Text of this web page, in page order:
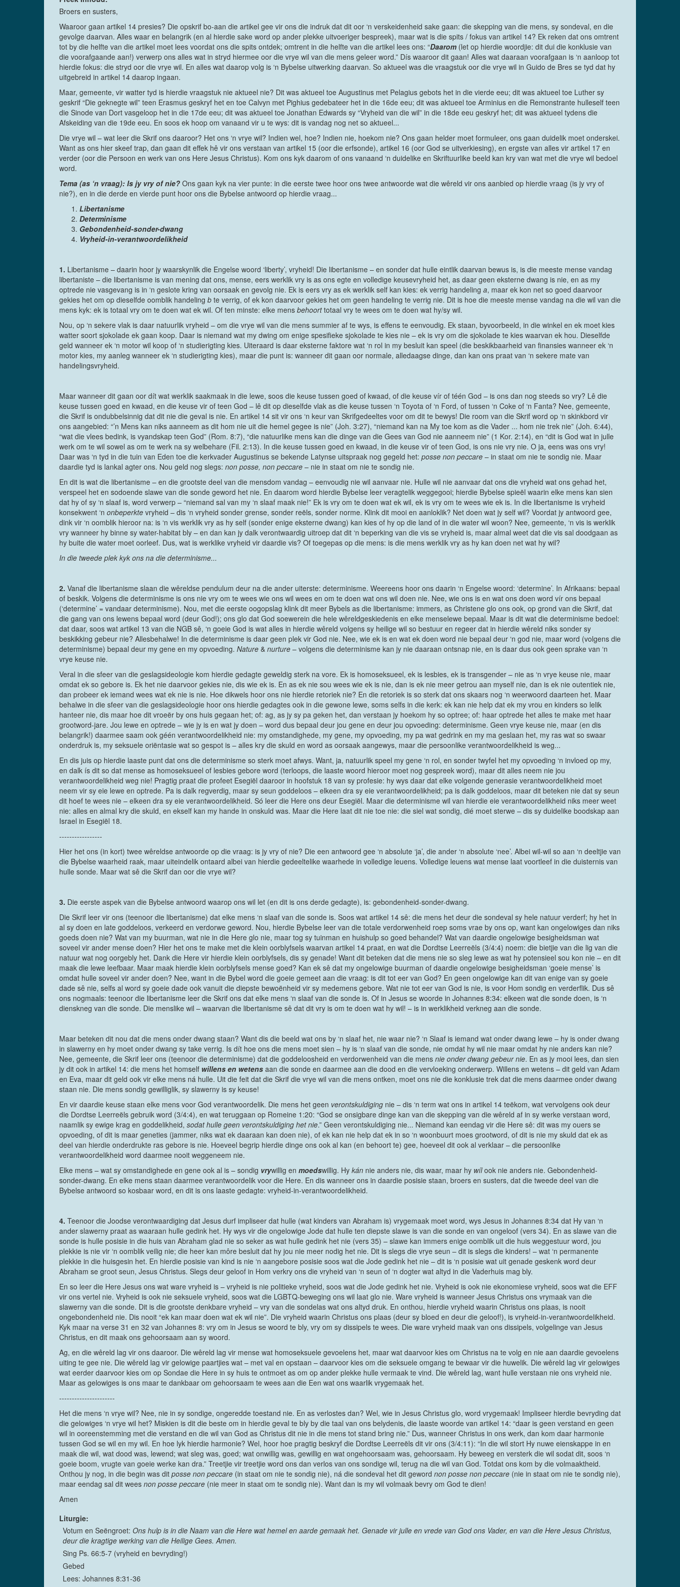
Broers en susters,
Waaroor gaan artikel 14 presies? Die opskrif bo-aan die artikel gee vir ons die indruk dat dit oor ‘n verskeidenheid sake gaan: die skepping van die mens, sy sondeval, en die
gevolge daarvan. Alles waar en belangrik (en al hierdie sake word op ander plekke uitvoeriger bespreek), maar wat is die spits / fokus van artikel 14? Ek reken dat ons omtrent
tot by die helfte van die artikel moet lees voordat ons die spits ontdek; omtrent in die helfte van die artikel lees ons: “Daarom(let op hierdie woordjie: dit dui die konklusie van
die voorafgaande aan!) verwerp ons alles wat in stryd hiermee oor die vrye wil van die mens geleer word.” Dís waaroor dit gaan! Alles wat daaraan voorafgaan is ‘n aanloop tot
hierdie fokus: die stryd oor die vrye wil. En alles wat daarop volg is ‘n Bybelse uitwerking daarvan. So aktueel was die vraagstuk oor die vrye wil in Guido de Bres se tyd dat hy
uitgebreid in artikel 14 daarop ingaan.
Maar, gemeente, vir watter tyd is hierdie vraagstuk nie aktueel nie? Dit was aktueel toe Augustinus met Pelagius gebots het in die vierde eeu; dit was aktueel toe Luther sy
geskrif “Die geknegte wil” teen Erasmus geskryf het en toe Calvyn met Pighius gedebateer het in die 16de eeu; dit was aktueel toe Arminius en die Remonstrante hulleself teen
die Sinode van Dort vasgeloop het in die 17de eeu; dit was aktueel toe Jonathan Edwards sy “Vryheid van die wil” in die 18de eeu geskryf het; dit was aktueel tydens die
Afskeiding van die 19de eeu. En soos ek hoop om vanaand vir u te wys: dit is vandag nog net so aktueel...
Die vrye wil – wat leer die Skrif ons daaroor? Het ons ‘n vrye wil? Indien wel, hoe? Indien nie, hoekom nie? Ons gaan helder moet formuleer, ons gaan duidelik moet onderskei.
Want as ons hier skeef trap, dan gaan dit effek hê vir ons verstaan van artikel 15 (oor die erfsonde), artikel 16 (oor God se uitverkiesing), en ergste van alles vir artikel 17 en
verder (oor die Persoon en werk van ons Here Jesus Christus). Kom ons kyk daarom of ons vanaand ‘n duidelike en Skriftuurlike beeld kan kry van wat met die vrye wil bedoel
word.
Tema (as ‘n vraag): Is jy vry of nie? Ons gaan kyk na vier punte: in die eerste twee hoor ons twee antwoorde wat die wêreld vir ons aanbied op hierdie vraag (is jy vry of
nie?), en in die derde en vierde punt hoor ons die Bybelse antwoord op hierdie vraag...
Libertanisme
Determinisme
Gebondenheid-sonder-dwang
Vryheid-in-verantwoordelikheid
1. Libertanisme – daarin hoor jy waarskynlik die Engelse woord ‘liberty’, vryheid! Die libertanisme – en sonder dat hulle eintlik daarvan bewus is, is die meeste mense vandag
libertaniste – die libertanisme is van mening dat ons, mense, eers werklik vry is as ons egte en volledige keusevryheid het, as daar geen eksterne dwang is nie, en as my
optrede nie vasgevang is in ‘n geslote kring van oorsaak en gevolg nie. Ek is eers vry as ek werklik self kan kies: ek verrig handeling a, maar ek kon net so goed daarvoor
gekies het om op dieselfde oomblik handeling b te verrig, of ek kon daarvoor gekies het om geen handeling te verrig nie. Dit is hoe die meeste mense vandag na die wil van die
mens kyk: ek is totaal vry om te doen wat ek wil. Of ten minste: elke mens behoorttotaal vry te wees om te doen wat hy/sy wil.
Nou, op ‘n sekere vlak is daar natuurlik vryheid – om die vrye wil van die mens summier af te wys, is effens te eenvoudig. Ek staan, byvoorbeeld, in die winkel en ek moet kies
watter soort sjokolade ek gaan koop. Daar is niemand wat my dwing om enige spesifieke sjokolade te kies nie – ek is vry om die sjokolade te kies waarvan ek hou. Dieselfde
geld wanneer ek ‘n motor wil koop of ‘n studierigting kies. Uiteraard is daar eksterne faktore wat ‘n rol in my besluit kan speel (die beskikbaarheid van finansies wanneer ek ‘n
motor kies, my aanleg wanneer ek ‘n studierigting kies), maar die punt is: wanneer dit gaan oor normale, alledaagse dinge, dan kan ons praat van ‘n sekere mate van
handelingsvryheid.
Maar wanneer dit gaan oor dít wat werklik saakmaak in die lewe, soos die keuse tussen goed of kwaad, of die keuse vír of téén God – is ons dan nog steeds so vry? Lê die
keuse tussen goed en kwaad, en die keuse vir of teen God – lê dit op dieselfde vlak as die keuse tussen ‘n Toyota of ‘n Ford, of tussen ‘n Coke of ‘n Fanta? Nee, gemeente,
die Skrif is ondubbelsinnig dat dit nie die geval is nie. En artikel 14 sit vir ons ‘n keur van Skrifgedeeltes voor om dit te bewys! Die room van die Skrif word op ‘n skinkbord vir
ons aangebied: “’n Mens kan niks aanneem as dit hom nie uit die hemel gegee is nie” (Joh. 3:27), “niemand kan na My toe kom as die Vader ... hom nie trek nie” (Joh. 6:44),
“wat die vlees bedink, is vyandskap teen God” (Rom. 8:7), “die natuurlike mens kan die dinge van die Gees van God nie aanneem nie” (1 Kor. 2:14), en “dit is God wat in julle
werk om te wil sowel as om te werk na sy welbehare (Fil. 2:13). In die keuse tussen goed en kwaad, in die keuse vir of teen God, is ons nie vry nie. O ja, eens was ons vry!
Daar was ‘n tyd in die tuin van Eden toe die kerkvader Augustinus se bekende Latynse uitspraak nog gegeld het: posse non peccare – in staat om nie te sondig nie. Maar
daardie tyd is lankal agter ons. Nou geld nog slegs: non posse, non peccare – nie in staat om nie te sondig nie.
En dit is wat die libertanisme – en die grootste deel van die mensdom vandag – eenvoudig nie wil aanvaar nie. Hulle wil nie aanvaar dat ons die vryheid wat ons gehad het,
verspeel het en sodoende slawe van die sonde geword het nie. En daarom word hierdie Bybelse leer veragtelik weggegooi; hierdie Bybelse spieël waarin elke mens kan sien
dat hy of sy ‘n slaaf is, word verwerp – “niemand sal van my ‘n slaaf maak nie!” Ek is vry om te doen wat ek wil, ek is vry om te wees wie ek is. In die libertanisme is vryheid
konsekwent ‘n onbeperkte vryheid – dis ‘n vryheid sonder grense, sonder reëls, sonder norme. Klink dit mooi en aanloklik? Net doen wat jy self wil? Voordat jy antwoord gee,
dink vir ‘n oomblik hieroor na: is ‘n vis werklik vry as hy self (sonder enige eksterne dwang) kan kies of hy op die land of in die water wil woon? Nee, gemeente, ‘n vis is werklik
vry wanneer hy binne sy water-habitat bly – en dan kan jy dalk verontwaardig uitroep dat dit ‘n beperking van die vis se vryheid is, maar almal weet dat die vis sal doodgaan as
hy buite die water moet oorleef. Dus, wat is werklike vryheid vir daardie vis? Of toegepas op die mens: is die mens werklik vry as hy kan doen net wat hy wil?
In die tweede plek kyk ons na die determinisme...
2. Vanaf die libertanisme slaan die wêreldse pendulum deur na die ander uiterste: determinisme. Weereens hoor ons daarin ‘n Engelse woord: ‘determine’. In Afrikaans: bepaal
of beskik. Volgens die determinisme is ons nie vry om te wees wie ons wil wees en om te doen wat ons wil doen nie. Nee, wie ons is en wat ons doen word vír ons bepaal
(‘determine’ = vandaar determinisme). Nou, met die eerste oogopslag klink dit meer Bybels as die libertanisme: immers, as Christene glo ons ook, op grond van die Skrif, dat
die gang van ons lewens bepaal word (deur God!); ons glo dat God soewerein die hele wêreldgeskiedenis en elke menselewe bepaal. Maar is dit wat die determinisme bedoel:
dat daar, soos wat artikel 13 van die NGB sê, ‘n goeie God is wat alles in hierdie wêreld volgens sy heilige wil so bestuur en regeer dat in hierdie wêreld niks sonder sy
beskikking gebeur nie? Allesbehalwe! In die determinisme is daar geen plek vir God nie. Nee, wie ek is en wat ek doen word nie bepaal deur ‘n god nie, maar word (volgens die
determinisme) bepaal deur my gene en my opvoeding. Nature & nurture – volgens die determinisme kan jy nie daaraan ontsnap nie, en is daar dus ook geen sprake van ‘n
vrye keuse nie.
Veral in die sfeer van die geslagsideologie kom hierdie gedagte geweldig sterk na vore. Ek is homoseksueel, ek is lesbies, ek is transgender – nie as ‘n vrye keuse nie, maar
omdat ek so gebore is. Ek het nie daarvoor gekies nie, dis wie ek is. En as ek nie sou wees wie ek is nie, dan is ek nie meer getrou aan myself nie, dan is ek nie outentiek nie,
dan probeer ek iemand wees wat ek nie is nie. Hoe dikwels hoor ons nie hierdie retoriek nie? En die retoriek is so sterk dat ons skaars nog ‘n weerwoord daarteen het. Maar
behalwe in die sfeer van die geslagsideologie hoor ons hierdie gedagtes ook in die gewone lewe, soms selfs in die kerk: ek kan nie help dat ek my vrou en kinders so lelik
hanteer nie, dis maar hoe dit vroeër by ons huis gegaan het; of: ag, as jy sy pa geken het, dan verstaan jy hoekom hy so optree; of: haar optrede het alles te make met haar
grootword-jare. Jou lewe en optrede – wie jy is en wat jy doen – word dus bepaal deur jou gene en deur jou opvoeding: determinisme. Geen vrye keuse nie, maar (en dis
belangrik!) daarmee saam ook géén verantwoordelikheid nie: my omstandighede, my gene, my opvoeding, my pa wat gedrink en my ma geslaan het, my ras wat so swaar
onderdruk is, my seksuele oriëntasie wat so gespot is – alles kry die skuld en word as oorsaak aangewys, maar die persoonlike verantwoordelikheid is weg...
En dis juis op hierdie laaste punt dat ons die determinisme so sterk moet afwys. Want, ja, natuurlik speel my gene ‘n rol, en sonder twyfel het my opvoeding ‘n invloed op my,
en dalk ís dit so dat mense as homoseksueel of lesbies gebore word (terloops, die laaste woord hieroor moet nog gespreek word), maar dit alles neem nie jou
verantwoordelikheid weg nie! Pragtig praat die profeet Esegiël daaroor in hoofstuk 18 van sy profesie: hy wys daar dat elke volgende generasie verantwoordelikheid moet
neem vir sy eie lewe en optrede. Pa is dalk regverdig, maar sy seun goddeloos – elkeen dra sy eie verantwoordelikheid; pa is dalk goddeloos, maar dit beteken nie dat sy seun
dit hoef te wees nie – elkeen dra sy eie verantwoordelikheid. Só leer die Here ons deur Esegiël. Maar die determinisme wil van hierdie eie verantwoordelikheid niks meer weet
nie: alles en almal kry die skuld, en ekself kan my hande in onskuld was. Maar die Here laat dit nie toe nie: die siel wat sondig, dié moet sterwe – dis sy duidelike boodskap aan
Israel in Esegiël 18.
-----------------
Hier het ons (in kort) twee wêreldse antwoorde op die vraag: is jy vry of nie? Die een antwoord gee ‘n absolute ‘ja’, die ander ‘n absolute ‘nee’. Albei wil-wil so aan ‘n deeltjie van
die Bybelse waarheid raak, maar uiteindelik ontaard albei van hierdie gedeeltelike waarhede in volledige leuens. Volledige leuens wat mense laat voortleef in die duisternis van
hulle sonde. Maar wat sê die Skrif dan oor die vrye wil?
3. Die eerste aspek van die Bybelse antwoord waarop ons wil let (en dit is ons derde gedagte), is: gebondenheid-sonder-dwang.
Die Skrif leer vir ons (teenoor die libertanisme) dat elke mens ‘n slaaf van die sonde is. Soos wat artikel 14 sê: die mens het deur die sondeval sy hele natuur verderf; hy het in
al sy doen en late goddeloos, verkeerd en verdorwe geword. Nou, hierdie Bybelse leer van die totale verdorwenheid roep soms vrae by ons op, want kan ongelowiges dan niks
goeds doen nie? Wat van my buurman, wat nie in die Here glo nie, maar tog sy tuinman en huishulp so goed behandel? Wat van daardie ongelowige besigheidsman wat
soveel vir ander mense doen? Hier het ons te make met die klein oorblyfsels waarvan artikel 14 praat, en wat die Dordtse Leerreëls (3/4:4) noem: die bietjie van die lig van die
natuur wat nog oorgebly het. Dank die Here vir hierdie klein oorblyfsels, dis sy genade! Want dit beteken dat die mens nie so sleg lewe as wat hy potensieel sou kon nie – en dit
maak die lewe leefbaar. Maar maak hierdie klein oorblyfsels mense goed? Kan ek sê dat my ongelowige buurman of daardie ongelowige besigheidsman ‘goeie mense’ is
omdat hulle soveel vir ander doen? Nee, want in die Bybel word die goeie gemeet aan die vraag: is dit tot eer van God? En geen ongelowige kan dit van enige van sy goeie
dade sê nie, selfs al word sy goeie dade ook vanuit die diepste bewoënheid vir sy medemens gebore. Wat nie tot eer van God is nie, is voor Hom sondig en verderflik. Dus sê
ons nogmaals: teenoor die libertanisme leer die Skrif ons dat elke mens ‘n slaaf van die sonde is. Of in Jesus se woorde in Johannes 8:34: elkeen wat die sonde doen, is ‘n
dienskneg van die sonde. Die menslike wil – waarvan die libertanisme sê dat dit vry is om te doen wat hy wil! – is in werklikheid verkneg aan die sonde.
Maar beteken dit nou dat die mens onder dwang staan? Want dis die beeld wat ons by ‘n slaaf het, nie waar nie? ‘n Slaaf is iemand wat onder dwang lewe – hy is onder dwang
in slawerny en hy moet onder dwang sy take verrig. Is dít hoe ons die mens moet sien – hy is ‘n slaaf van die sonde, nie omdat hy wil nie maar omdat hy nie anders kan nie?
Nee, gemeente, die Skrif leer ons (teenoor die determinisme) dat die goddeloosheid en verdorwenheid van die mens nie onder dwang gebeur nie. En as jy mooi lees, dan sien
jy dit ook in artikel 14: die mens het homself willens en wetens aan die sonde en daarmee aan die dood en die vervloeking onderwerp. Willens en wetens – dit geld van Adam
en Eva, maar dit geld ook vir elke mens ná hulle. Uit die feit dat die Skrif die vrye wil van die mens ontken, moet ons nie die konklusie trek dat die mens daarmee onder dwang
staan nie. Die mens sondig gewilliglik, sy slawerny is sy keuse!
En vir daardie keuse staan elke mens voor God verantwoordelik. Die mens het geen verontskuldiging nie – dis ‘n term wat ons in artikel 14 teëkom, wat vervolgens ook deur
die Dordtse Leerreëls gebruik word (3/4:4), en wat teruggaan op Romeine 1:20: “God se onsigbare dinge kan van die skepping van die wêreld af in sy werke verstaan word,
naamlik sy ewige krag en goddelikheid, sodat hulle geen verontskuldiging het nie.” Geen verontskuldiging nie... Niemand kan eendag vir die Here sê: dit was my ouers se
opvoeding, of dit is maar geneties (jammer, niks wat ek daaraan kan doen nie), of ek kan nie help dat ek in so ‘n woonbuurt moes grootword, of dit is nie my skuld dat ek as
deel van hierdie onderdrukte ras gebore is nie. Hoeveel begrip hierdie dinge ons ook al kan (en behoort te) gee, hoeveel dit ook al verklaar – die persoonlike
verantwoordelikheid word daarmee nooit weggeneem nie.
Elke mens – wat sy omstandighede en gene ook al is – sondig vrywillig en moedswillig. Hy kán nie anders nie, dis waar, maar hy wílook nie anders nie. Gebondenheid-
sonder-dwang. En elke mens staan daarmee verantwoordelik voor die Here. En dis wanneer ons in daardie posisie staan, broers en susters, dat die tweede deel van die
Bybelse antwoord so kosbaar word, en dit is ons laaste gedagte: vryheid-in-verantwoordelikheid.
4. Teenoor die Joodse verontwaardiging dat Jesus durf impliseer dat hulle (wat kinders van Abraham is) vrygemaak moet word, wys Jesus in Johannes 8:34 dat Hy van ‘n
ander slawerny praat as waaraan hulle gedink het. Hy wys vir die ongelowige Jode dat hulle ten diepste slawe is van die sonde en van ongeloof (vers 34). En as slawe van die
sonde is hulle posisie in die huis van Abraham glad nie so seker as wat hulle gedink het nie (vers 35) – slawe kan immers enige oomblik uit die huis weggestuur word, jou
plekkie is nie vir ‘n oomblik veilig nie; die heer kan môre besluit dat hy jou nie meer nodig het nie. Dit is slegs die vrye seun – dit is slegs die kinders! – wat ‘n permanente
plekkie in die huisgesin het. En hierdie posisie van kind is nie ‘n aangebore posisie soos wat die Jode gedink het nie – dit is ‘n posisie wat uit genade geskenk word deur
Abraham se groot seun, Jesus Christus. Slegs deur geloof in Hom verkry ons die vryheid van ‘n seun of ‘n dogter wat altyd in die Vaderhuis mag bly.
En so leer die Here Jesus ons wat ware vryheid is – vryheid is nie politieke vryheid, soos wat die Jode gedink het nie. Vryheid is ook nie ekonomiese vryheid, soos wat die EFF
vir ons vertel nie. Vryheid is ook nie seksuele vryheid, soos wat die LGBTQ-beweging ons wil laat glo nie. Ware vryheid is wanneer Jesus Christus ons vrymaak van die
slawerny van die sonde. Dit is die grootste denkbare vryheid – vry van die sondelas wat ons altyd druk. En onthou, hierdie vryheid waarin Christus ons plaas, is nooit
ongebondenheid nie. Dis nooit “ek kan maar doen wat ek wil nie”. Die vryheid waarin Christus ons plaas (deur sy bloed en deur die geloof!), is vryheid-in-verantwoordelikheid.
Kyk maar na verse 31 en 32 van Johannes 8: vry om in Jesus se woord te bly, vry om sy dissipels te wees. Die ware vryheid maak van ons dissipels, volgelinge van Jesus
Christus, en dit maak ons gehoorsaam aan sy woord.
Ag, en die wêreld lag vir ons daaroor. Die wêreld lag vir mense wat homoseksuele gevoelens het, maar wat daarvoor kies om Christus na te volg en nie aan daardie gevoelens
uiting te gee nie. Die wêreld lag vir gelowige paartjies wat – met val en opstaan – daarvoor kies om die seksuele omgang te bewaar vir die huwelik. Die wêreld lag vir gelowiges
wat eerder daarvoor kies om op Sondae die Here in sy huis te ontmoet as om op ander plekke hulle vermaak te vind. Die wêreld lag, want hulle verstaan nie ons vryheid nie.
Maar as gelowiges is ons maar te dankbaar om gehoorsaam te wees aan die Een wat ons waarlik vrygemaak het.
----------------------
Het die mens ‘n vrye wil? Nee, nie in sy sondige, ongeredde toestand nie. En as verlostes dan? Wel, wie in Jesus Christus glo, word vrygemaak! Impliseer hierdie bevryding dat
die gelowiges ‘n vrye wil het? Miskien is dit die beste om in hierdie geval te bly by die taal van ons belydenis, die laaste woorde van artikel 14: “daar is geen verstand en geen
wil in ooreenstemming met die verstand en die wil van God as Christus dit nie in die mens tot stand bring nie.” Dus, wanneer Christus in ons werk, dan kom daar harmonie
tussen God se wil en my wil. En hoe lyk hierdie harmonie? Wel, hoor hoe pragtig beskryf die Dordtse Leerreëls dit vir ons (3/4:11): “In die wil stort Hy nuwe eienskappe in en
maak die wil, wat dood was, lewend; wat sleg was, goed; wat onwillig was, gewillig en wat ongehoorsaam was, gehoorsaam. Hy beweeg en versterk die wil sodat dit, soos ‘n
goeie boom, vrugte van goeie werke kan dra.” Treetjie vir treetjie word ons dan verlos van ons sondige wil, terug na die wil van God. Totdat ons kom by die volmaaktheid.
Onthou jy nog, in die begin was dit posse non peccare (in staat om nie te sondig nie), ná die sondeval het dit geword non posse non peccare (nie in staat om nie te sondig nie),
maar eendag sal dit wees non posse peccare (nie meer in staat om te sondig nie). Want dan is my wil volmaak bevry om God te dien!
Amen
Liturgie:
Votum en Seëngroet: Ons hulp is in die Naam van die Here wat hemel en aarde gemaak het. Genade vir julle en vrede van God ons Vader, en van die Here Jesus Christus,
deur die kragtige werking van die Heilige Gees. Amen.
Sing Ps. 66:5-7 (vryheid en bevryding!)
Gebed
Lees: Johannes 8:31-36